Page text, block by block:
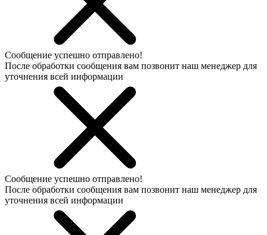
Сообщение успешно отправлено!
После обработки сообщения вам позвонит наш менеджер для
уточнения всей информации
Сообщение успешно отправлено!
После обработки сообщения вам позвонит наш менеджер для
уточнения всей информации